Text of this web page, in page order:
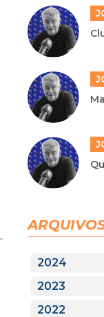
2024
2023
2022